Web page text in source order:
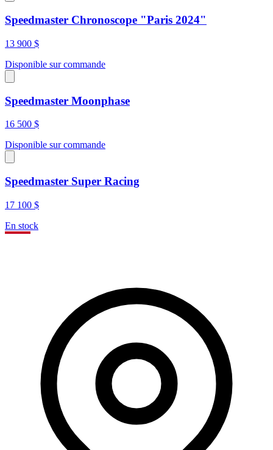
Speedmaster Chronoscope "Paris 2024"
13 900 $
Disponible sur commande
Speedmaster Moonphase
16 500 $
Disponible sur commande
Speedmaster Super Racing
17 100 $
En stock